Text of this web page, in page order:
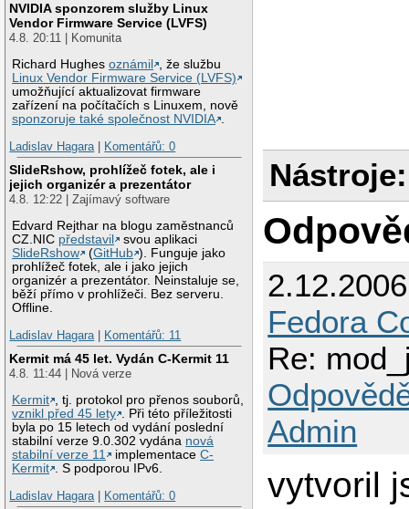
NVIDIA sponzorem služby Linux
Vendor Firmware Service (LVFS)
4.8. 20:11 | Komunita
Richard Hughesoznámil
, že službu
Linux Vendor Firmware Service (LVFS)
umožňující aktualizovat firmware
zařízení na počítačích s Linuxem, nově
sponzoruje také společnost NVIDIA .
Ladislav Hagara | Komentářů: 0
SlideRshow, prohlížeč fotek, ale i
jejich organizér a prezentátor
4.8. 12:22 | Zajímavý software
Edvard Rejthar na blogu zaměstnanců
CZ.NIC představil
svou aplikaci
SlideRshow
(GitHub ). Funguje jako
prohlížeč fotek, ale i jako jejich
organizér a prezentátor. Neinstaluje se,
běží přímo v prohlížeči. Bez serveru.
Offline.
Ladislav Hagara | Komentářů: 11
Kermit má 45 let. Vydán C-Kermit 11
4.8. 11:44 | Nová verze
Kermit
, tj. protokol pro přenos souborů,
vznikl před 45 lety
. Při této příležitosti
byla po 15 letech od vydání poslední
stabilní verze 9.0.302 vydána nová
stabilní verze 11
implementaceC-
Kermit
. S podporou IPv6.
Ladislav Hagara | Komentářů: 0
Nástroje:
Fedora
Re:
Admin
vytvoril